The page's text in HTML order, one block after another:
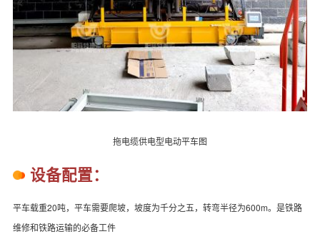
拖电缆供电型电动平车图
设备配置：
平车载重20吨，平车需要爬坡，坡度为千分之五，转弯半径为600m。是铁路
维修和铁路运输的必备工件